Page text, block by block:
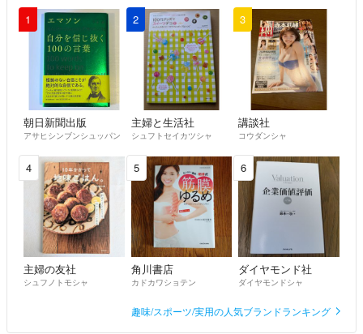
1
朝日新聞出版
アサヒシンブンシュッパン
2
主婦と生活社
シュフトセイカツシャ
3
講談社
コウダンシャ
4
主婦の友社
シュフノトモシャ
5
角川書店
カドカワショテン
6
ダイヤモンド社
ダイヤモンドシャ
趣味/スポーツ/実用の人気ブランドランキング